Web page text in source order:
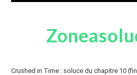
Crushed in Time : soluce du chapitre 10